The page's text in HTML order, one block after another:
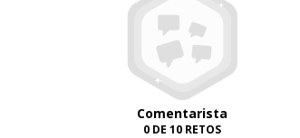
Comentarista
0 DE 10 RETOS